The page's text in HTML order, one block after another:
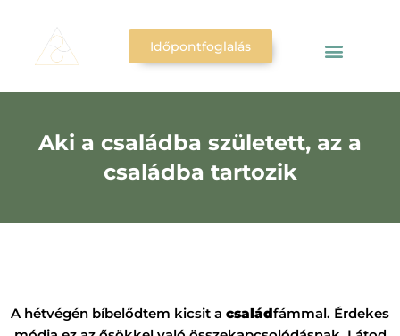
Időpontfoglalás
Aki a családba született, az a
családba tartozik
A hétvégén bíbelődtem kicsit a családfámmal. Érdekes